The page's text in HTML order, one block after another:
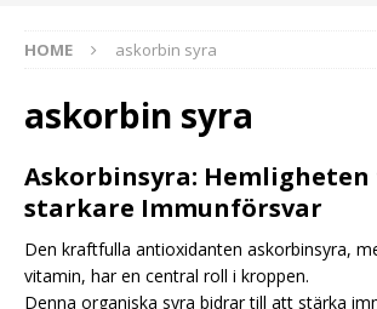
HOME askorbin syra
askorbin syra
Askorbinsyra:
starkare Immunförsvar
Den kraftfulla antioxidanten askorbinsyra,
vitamin, har en central roll i kroppen.
Denna organiska syra bidrar till att stärka